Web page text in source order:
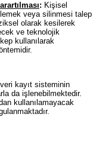
: Kişisel
veya silinmesi talep
olarak kesilerek
ve teknolojik
kullanılarak
kayıt sisteminin
da işlenebilmektedir.
kullanılamayacak